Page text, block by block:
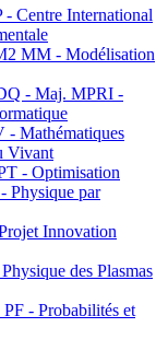
Centre International
MM - Modélisation
- Maj. MPRI -
Mathématiques
Vivant
- Optimisation
Physique par
Innovation
des Plasmas
- Probabilités et